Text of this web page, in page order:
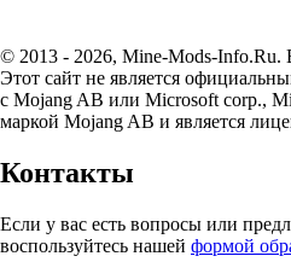
© 2013 - 2026, Mine-Mods-Info.Ru.
Этот сайт не является
с Mojang AB или Microsoft corp.,
маркой Mojang AB и является
Контакты
Если у вас есть вопросы или
воспользуйтесь нашей формой